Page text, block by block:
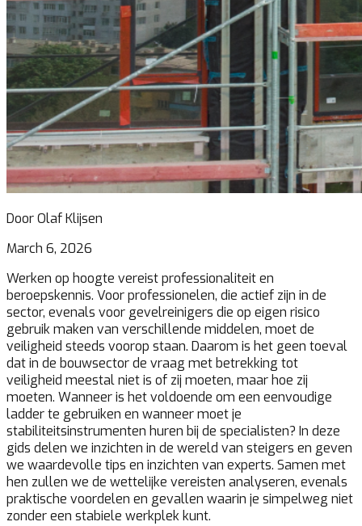
Door Olaf Klijsen
March 6, 2026
Werken op hoogte vereist professionaliteit en
beroepskennis. Voor professionelen, die actief zijn in de
sector, evenals voor gevelreinigers die op eigen risico
gebruik maken van verschillende middelen, moet de
veiligheid steeds voorop staan. Daarom is het geen toeval
dat in de bouwsector de vraag met betrekking tot
veiligheid meestal niet is of zij moeten, maar hoe zij
moeten. Wanneer is het voldoende om een eenvoudige
ladder te gebruiken en wanneer moet je
stabiliteitsinstrumenten huren bij de specialisten? In deze
gids delen we inzichten in de wereld van steigers en geven
we waardevolle tips en inzichten van experts. Samen met
hen zullen we de wettelijke vereisten analyseren, evenals
praktische voordelen en gevallen waarin je simpelweg niet
zonder een stabiele werkplek kunt.